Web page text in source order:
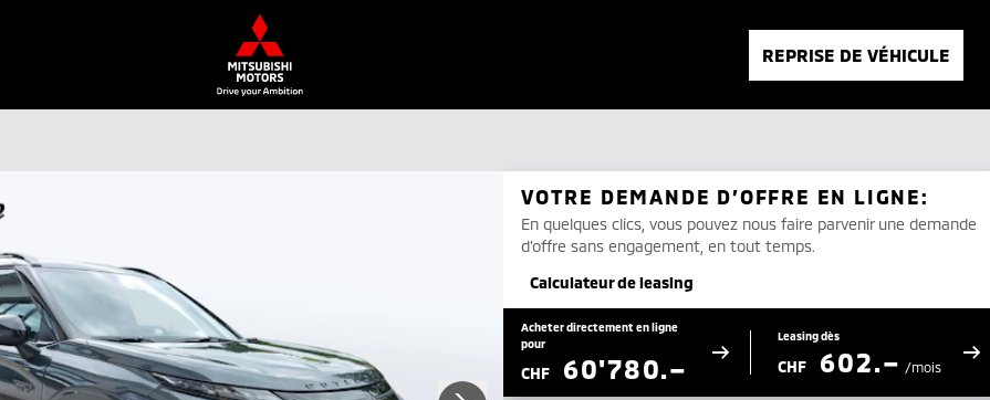
REPRISE DE VÉHICULE
VOTRE DEMANDE D’OFFRE EN LIGNE:
En quelques clics, vous pouvez nous faire parvenir une demande
d’offre sans engagement, en tout temps.
Calculateur de leasing
Acheter directement en ligne
pour
CHF 60'780.–
Leasing dès
CHF 602.– /mois